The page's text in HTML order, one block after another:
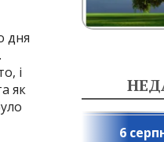
дня
і
як
6